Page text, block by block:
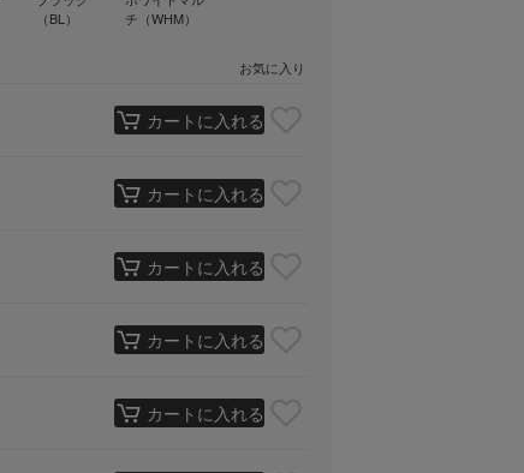
（BL）
チ（WHM）
お気に入り
カートに入れる
カートに入れる
カートに入れる
カートに入れる
カートに入れる